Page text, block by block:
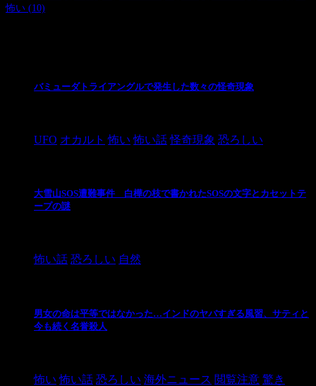
怖い (10)
バミューダトライアングルで発生した数々の怪奇現象
UFO オカルト 怖い 怖い話 怪奇現象 恐ろしい
大雪山SOS遭難事件 白樺の枝で書かれたSOSの文字とカセットテ
ープの謎
怖い話 恐ろしい 自然
男女の命は平等ではなかった…インドのヤバすぎる風習、サティと
今も続く名誉殺人
怖い 怖い話 恐ろしい 海外ニュース 閲覧注意 驚き